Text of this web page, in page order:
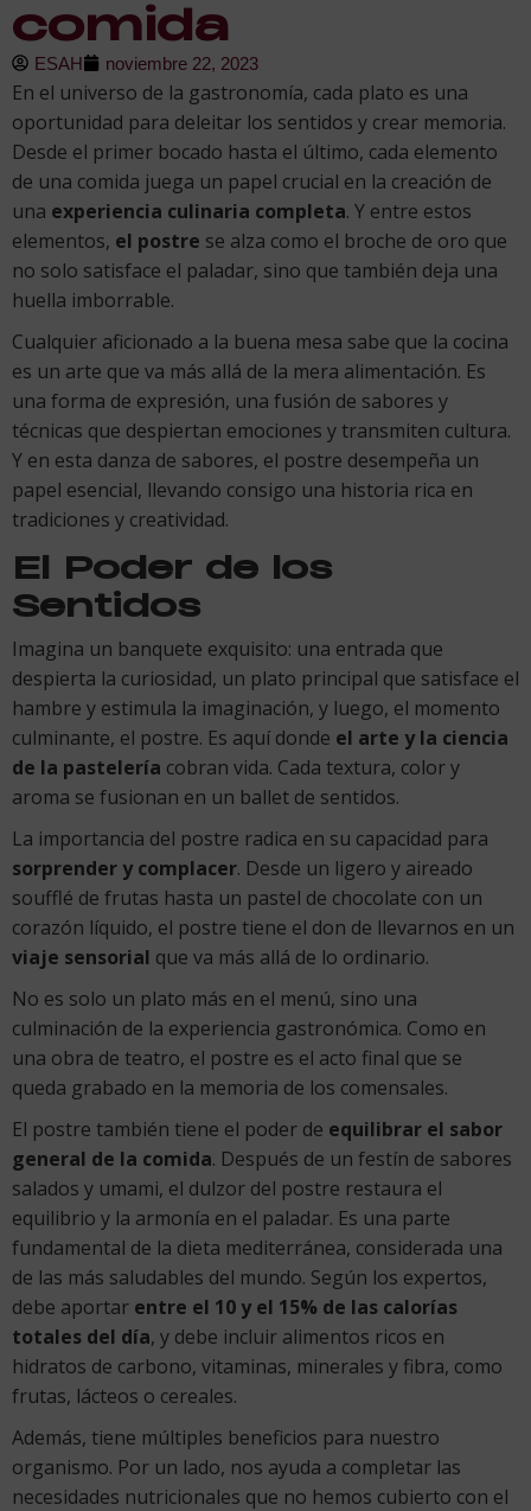
comida
ESAH noviembre 22, 2023
En el universo de la gastronomía, cada plato es una
oportunidad para deleitar los sentidos y crear memoria.
Desde el primer bocado hasta el último, cada elemento
de una comida juega un papel crucial en la creación de
una experiencia culinaria completa. Y entre estos
elementos, el postre se alza como el broche de oro que
no solo satisface el paladar, sino que también deja una
huella imborrable.
Cualquier aficionado a la buena mesa sabe que la cocina
es un arte que va más allá de la mera alimentación. Es
una forma de expresión, una fusión de sabores y
técnicas que despiertan emociones y transmiten cultura.
Y en esta danza de sabores, el postre desempeña un
papel esencial, llevando consigo una historia rica en
tradiciones y creatividad.
El Poder de los
Sentidos
Imagina un banquete exquisito: una entrada que
despierta la curiosidad, un plato principal que satisface el
hambre y estimula la imaginación, y luego, el momento
culminante, el postre. Es aquí donde el arte y la ciencia
de la pastelería cobran vida. Cada textura, color y
aroma se fusionan en un ballet de sentidos.
La importancia del postre radica en su capacidad para
sorprender y complacer. Desde un ligero y aireado
soufflé de frutas hasta un pastel de chocolate con un
corazón líquido, el postre tiene el don de llevarnos en un
viaje sensorial que va más allá de lo ordinario.
No es solo un plato más en el menú, sino una
culminación de la experiencia gastronómica. Como en
una obra de teatro, el postre es el acto final que se
queda grabado en la memoria de los comensales.
El postre también tiene el poder de equilibrar el sabor
general de la comida. Después de un festín de sabores
salados y umami, el dulzor del postre restaura el
equilibrio y la armonía en el paladar. Es una parte
fundamental de la dieta mediterránea, considerada una
de las más saludables del mundo. Según los expertos,
debe aportar entre el 10 y el 15% de las calorías
totales del día, y debe incluir alimentos ricos en
hidratos de carbono, vitaminas, minerales y fibra, como
frutas, lácteos o cereales.
Además, tiene múltiples beneficios para nuestro
organismo. Por un lado, nos ayuda a completar las
necesidades nutricionales que no hemos cubierto con el